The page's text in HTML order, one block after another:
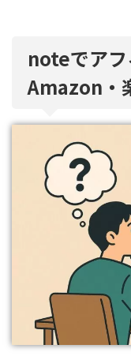
noteでア
Amazon・